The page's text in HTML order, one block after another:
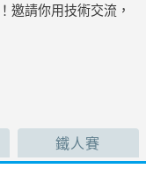
邀請你用技術交流，
鐵人賽